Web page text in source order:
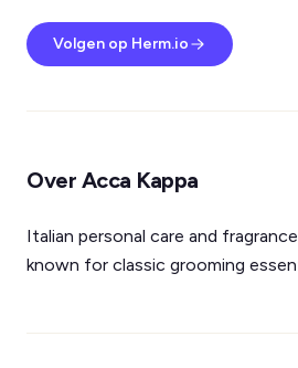
Volgen op Herm.io
Over Acca Kappa
Italian personal care and
known for classic grooming